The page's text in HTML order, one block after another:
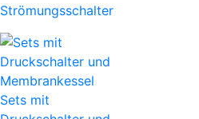
Strömungsschalter
Sets mit